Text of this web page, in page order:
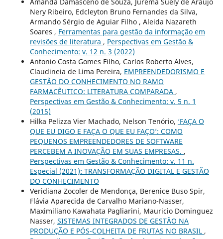
Nery Ribeiro, Edcleyton Bruno Fernandes da Silva,
Armando Sérgio de Aguiar Filho , Aleida Nazareth
Soares , Ferramentas para gestão da informação em
revisões de literatura , Perspectivas em Gestão &
Conhecimento: v. 12 n. 3 (2022)
Antonio Costa Gomes Filho, Carlos Roberto Alves,
Claudineia de Lima Pereira, EMPREENDEDORISMO E
GESTÃO DO CONHECIMENTO NO RAMO
FARMACÊUTICO: LITERATURA COMPARADA ,
Perspectivas em Gestão & Conhecimento: v. 5 n. 1
(2015)
Hilka Pelizza Vier Machado, Nelson Tenório, ‘FAÇA O
QUE EU DIGO E FAÇA O QUE EU FAÇO’: COMO
PEQUENOS EMPREENDEDORES DE SOFTWARE
PERCEBEM A INOVAÇÃO EM SUAS EMPRESAS. ,
Perspectivas em Gestão & Conhecimento: v. 11 n.
Especial (2021): TRANSFORMAÇÃO DIGITAL E GESTÃO
DO CONHECIMENTO
Veridiana Zocoler de Mendonça, Berenice Buso Spir,
Flávia Aparecida de Carvalho Mariano-Nasser,
Maximiliano Kawahata Pagliarini, Mauricio Dominguez
Nasser, SISTEMAS INTEGRADOS DE GESTÃO NA
PRODUÇÃO E PÓS-COLHEITA DE FRUTAS NO BRASIL ,